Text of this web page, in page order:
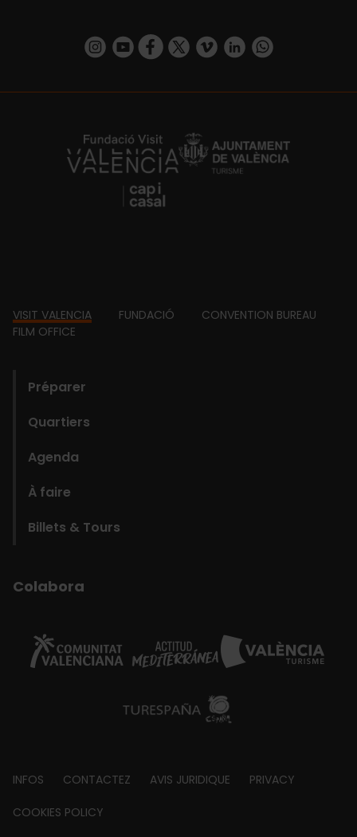
https://www.instagram.com/visit_valencia/
https://www.youtube.com/user/
https://www.facebook.com/
https://twitter.com/
https://vimeo.com/
https://www.linkedin.com/company/turismo-valencia/https://api.whatsapp.com/send/
https://fundacion.visitvalencia.com/
Footer
VISIT VALENCIA FUNDACIÓ
CONVENTION BUREAU
FILM OFFICE
Préparer
Quartiers
Agenda
À faire
Billets & Tours
Colabora
Footer
about
INFOS CONTACTEZ AVIS JURIDIQUE PRIVACY
COOKIES POLICY